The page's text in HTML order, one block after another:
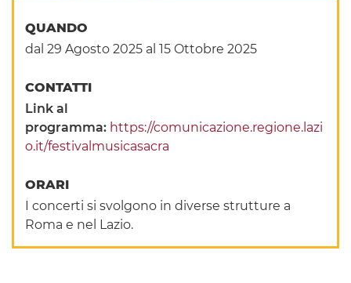
QUANDO
dal 29 Agosto 2025 al 15 Ottobre 2025
CONTATTI
Link al
programma: https://comunicazione.regione.lazi
o.it/festivalmusicasacra
ORARI
I concerti si svolgono in diverse strutture a
Roma e nel Lazio.